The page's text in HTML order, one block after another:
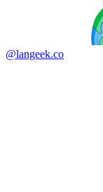
@langeek.co